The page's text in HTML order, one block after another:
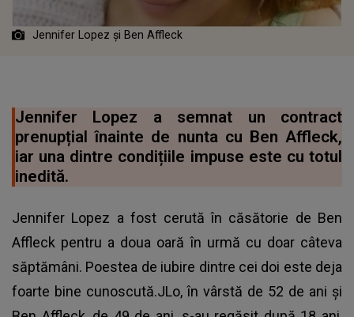
Jennifer Lopez și Ben Affleck
Jennifer Lopez a semnat un contract
prenupțial înainte de nunta cu Ben Affleck,
iar una dintre condițiile impuse este cu totul
inedită.
Jennifer Lopez a fost cerută în căsătorie de Ben
Affleck pentru a doua oară în urmă cu doar câteva
săptămâni. Poestea de iubire dintre cei doi este deja
foarte bine cunoscută.JLo, în vârstă de 52 de ani și